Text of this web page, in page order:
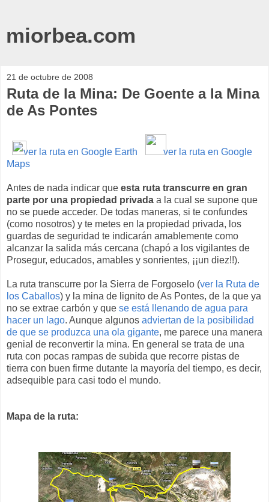
miorbea.com
21 de octubre de 2008
Ruta de la Mina: De Goente a la Mina
de As Pontes
ver la ruta en Google Earth
ver la ruta en Google
Maps
Antes de nada indicar que esta ruta transcurre en gran
parte por una propiedad privada a la cual se supone que
no se puede acceder. De todas maneras, si te confundes
(como nosotros) y te metes en la propiedad privada, los
guardas de seguridad te indicarán amablemente como
alcanzar la salida más cercana (chapó a los vigilantes de
Prosegur, educados, amables y sonrientes, ¡¡un diez!!).
La ruta transcurre por la Sierra de Forgoselo (ver la Ruta de
los Caballos) y la mina de lignito de As Pontes, de la que ya
no se extrae carbón y que se está llenando de agua para
hacer un lago. Aunque algunos adviertan de la posibilidad
de que se produzca una ola gigante, me parece una manera
genial de reconvertir la mina. En general se trata de una
ruta con pocas rampas de subida que recorre pistas de
tierra con buen firme dutante la mayoría del tiempo, es decir,
adsequible para casi todo el mundo.
Mapa de la ruta: